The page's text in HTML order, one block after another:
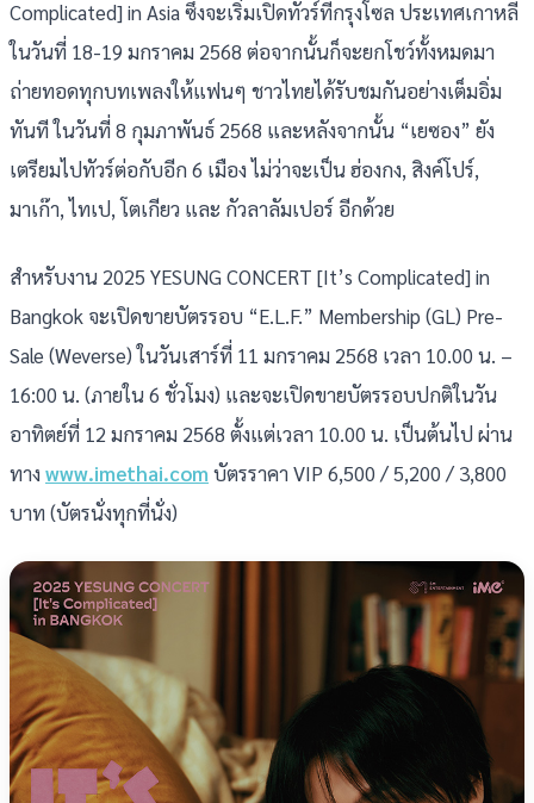
Complicated] in Asia ซึ่งจะเริ่มเปิดทัวร์ที่กรุงโซล ประเทศเกาหลี
ในวันที่ 18-19 มกราคม 2568 ต่อจากนั้นก็จะยกโชว์ทั้งหมดมา
ถ่ายทอดทุกบทเพลงให้แฟนๆ ชาวไทยได้รับชมกันอย่างเต็มอิ่ม
ทันที ในวันที่ 8 กุมภาพันธ์ 2568 และหลังจากนั้น “เยซอง” ยัง
เตรียมไปทัวร์ต่อกับอีก 6 เมือง ไม่ว่าจะเป็น ฮ่องกง, สิงค์โปร์,
มาเก๊า, ไทเป, โตเกียว และ กัวลาลัมเปอร์ อีกด้วย
สำหรับงาน 2025 YESUNG CONCERT [It’s Complicated] in
Bangkok จะเปิดขายบัตรรอบ “E.L.F.” Membership (GL) Pre-
Sale (Weverse) ในวันเสาร์ที่ 11 มกราคม 2568 เวลา 10.00 น. –
16:00 น. (ภายใน 6 ชั่วโมง) และจะเปิดขายบัตรรอบปกติในวัน
อาทิตย์ที่ 12 มกราคม 2568 ตั้งแต่เวลา 10.00 น. เป็นต้นไป ผ่าน
ทาง www.imethai.com บัตรราคา VIP 6,500 / 5,200 / 3,800
บาท (บัตรนั่งทุกที่นั่ง)